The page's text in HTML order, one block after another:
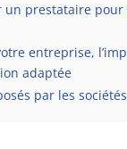
un prestataire pour
entreprise,
adaptée
par les